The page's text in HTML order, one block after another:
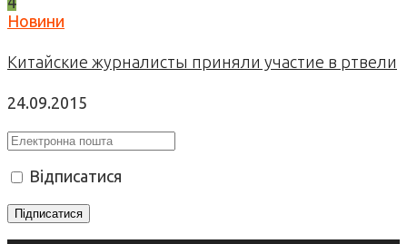
Новини
Китайские журналисты приняли участие в ртвели
24.09.2015
Відписатися